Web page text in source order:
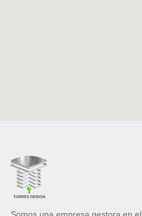
Somos una empresa gestora en el